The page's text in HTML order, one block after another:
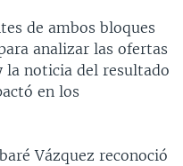
de ambos bloques
analizar las ofertas
la noticia del resultado
en los
Vázquez reconoció